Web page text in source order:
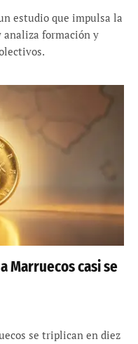
estudio que impulsa la
analiza formación y
Marruecos casi se
se triplican en diez